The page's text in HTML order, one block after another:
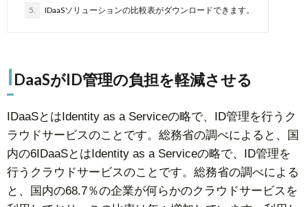
5. IDaaSソリューションの比較表がダウンロードできます。
IDaaSがID管理の負担を軽減させる
IDaaSとはIdentity as a Serviceの略で、ID管理を行うク
ラウドサービスのことです。総務省の調べによると、国
内の6IDaaSとはIdentity as a Serviceの略で、ID管理を
行うクラウドサービスのことです。総務省の調べによる
と、国内の68.7％の企業が何らかのクラウドサービスを